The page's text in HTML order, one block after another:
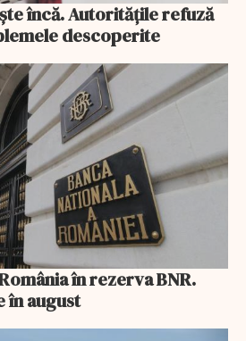
încă. Autoritățile refuză
descoperite
în rezerva BNR.
în august